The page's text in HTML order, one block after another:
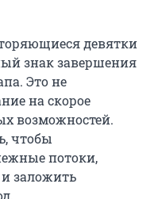
девятки
знак завершения
Это не
на скорое
возможностей.
чтобы
потоки,
заложить